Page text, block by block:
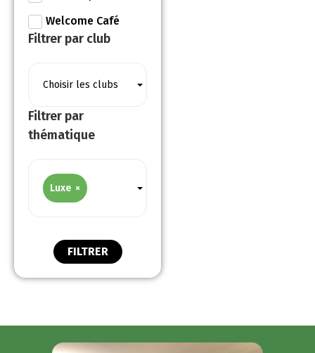
Welcome Café
Filtrer par club
Choisir les clubs
Filtrer par
thématique
Luxe ×
FILTRER